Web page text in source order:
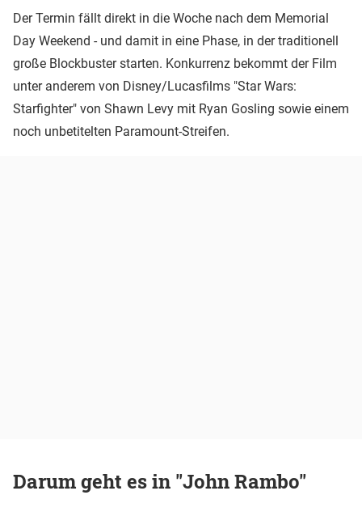
Der Termin fällt direkt in die Woche nach dem Memorial
Day Weekend - und damit in eine Phase, in der traditionell
große Blockbuster starten. Konkurrenz bekommt der Film
unter anderem von Disney/Lucasfilms "Star Wars:
Starfighter" von Shawn Levy mit Ryan Gosling sowie einem
noch unbetitelten Paramount-Streifen.
Darum geht es in "John Rambo"